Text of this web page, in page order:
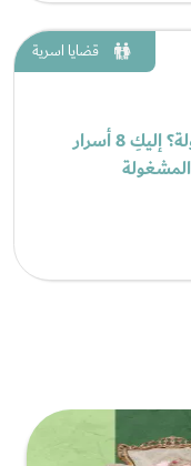
قضايا اسرية
هل أنت أمٌّ مشغولة؟ إليكِ 8 أسرار